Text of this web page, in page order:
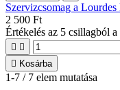
Szervizcsomag a
2 500 Ft
Értékelés az 5 csillagból
 
 Kosárba
1-7 / 7 elem mutatása